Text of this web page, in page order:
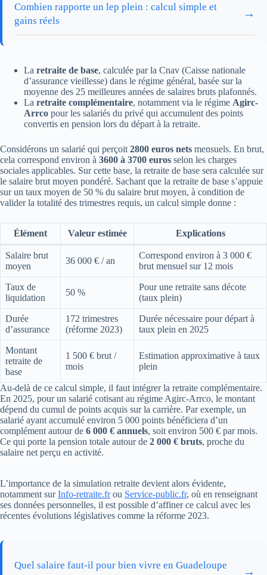
Combien rapporte un lep plein : calcul simple et
gains réels
→
La retraite de base, calculée par la Cnav (Caisse nationale
d’assurance vieillesse) dans le régime général, basée sur la
moyenne des 25 meilleures années de salaires bruts plafonnés.
La retraite complémentaire, notamment via le régime Agirc-
Arrco pour les salariés du privé qui accumulent des points
convertis en pension lors du départ à la retraite.
Considérons un salarié qui perçoit 2800 euros nets mensuels. En brut,
cela correspond environ à 3600 à 3700 euros selon les charges
sociales applicables. Sur cette base, la retraite de base sera calculée sur
le salaire brut moyen pondéré. Sachant que la retraite de base s’appuie
sur un taux moyen de 50 % du salaire brut moyen, à condition de
valider la totalité des trimestres requis, un calcul simple donne :
Élément Valeur estimée Explications
Salaire brut
moyen
36 000 € / an
Correspond environ à 3 000 €
brut mensuel sur 12 mois
Taux de
liquidation
50 %
Pour une retraite sans décote
(taux plein)
Durée
d’assurance
172 trimestres
(réforme 2023)
Durée nécessaire pour départ à
taux plein en 2025
Montant
retraite de
base
1 500 € brut /
mois
Estimation approximative à taux
plein
Au-delà de ce calcul simple, il faut intégrer la retraite complémentaire.
En 2025, pour un salarié cotisant au régime Agirc-Arrco, le montant
dépend du cumul de points acquis sur la carrière. Par exemple, un
salarié ayant accumulé environ 5 000 points bénéficiera d’un
complément autour de 6 000 € annuels, soit environ 500 € par mois.
Ce qui porte la pension totale autour de 2 000 € bruts, proche du
salaire net perçu en activité.
L’importance de la simulation retraite devient alors évidente,
notamment surInfo-retraite.frou Service-public.fr, où en renseignant
ses données personnelles, il est possible d’affiner ce calcul avec les
récentes évolutions législatives comme la réforme 2023.
Quel salaire faut-il pour bien vivre en Guadeloupe
→